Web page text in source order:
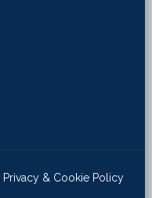
Privacy & Cookie Policy